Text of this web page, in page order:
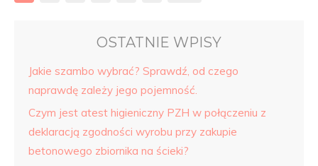
OSTATNIE WPISY
Jakie szambo wybrać? Sprawdź, od czego
naprawdę zależy jego pojemność.
Czym jest atest higieniczny PZH w połączeniu z
deklaracją zgodności wyrobu przy zakupie
betonowego zbiornika na ścieki?